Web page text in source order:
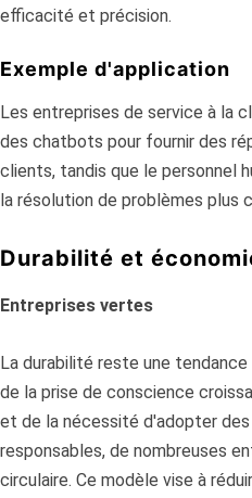
efficacité et précision.
Exemple d'application
Les entreprises de service à la
des chatbots pour fournir des
clients, tandis que le personnel
la résolution de problèmes plus
Durabilité et
Entreprises vertes
La durabilité reste une
de la prise de conscience
et de la nécessité d'adopter
responsables, de nombreuses
circulaire. Ce modèle vise à